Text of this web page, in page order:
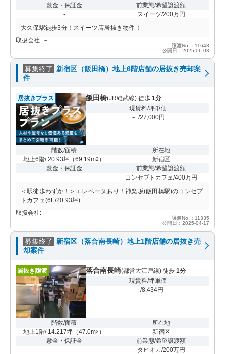
敷金・保証金
-
前業態/希望譲渡額
スイーツ/200万円
大久保駅徒歩3分！スイーツ店居抜き物件！
取扱会社: －
譲渡No.：11648
公開日：2025-06-03
募集終了
新宿区（飯田橋）地上6階店舗の居抜き売却案
件
居抜きプラス 飯田橋(JR総武線) 徒歩 1分
現賃料/坪単価
－ /27,000円
階数/面積
地上6階/ 20.93坪 （69.19m2 ）
所在地
新宿区
敷金・保証金
-
前業態/希望譲渡額
コンセプトカフェ/400万円
＜駅徒歩わずか！＞エレベータあり！神楽坂(飯田橋駅)のコンセプ
トカフェ(6F/20.93坪)
取扱会社: －
譲渡No.：11335
公開日：2025-04-17
募集終了
新宿区（落合南長崎）地上1階店舗の居抜き売
却案件
居抜き譲渡 落合南長崎(都営大江戸線) 徒歩 1分
現賃料/坪単価
－ /8,434円
階数/面積
地上1階/ 14.217坪 （47.0m2 ）
所在地
新宿区
敷金・保証金
-
前業態/希望譲渡額
タピオカ/200万円